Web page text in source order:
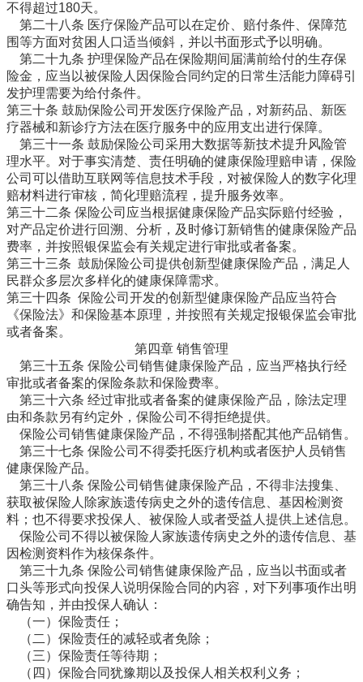
不得超过180天。
第二十八条 医疗保险产品可以在定价、赔付条件、保障范
围等方面对贫困人口适当倾斜，并以书面形式予以明确。
第二十九条 护理保险产品在保险期间届满前给付的生存保
险金，应当以被保险人因保险合同约定的日常生活能力障碍引
发护理需要为给付条件。
第三十条 鼓励保险公司开发医疗保险产品，对新药品、新医
疗器械和新诊疗方法在医疗服务中的应用支出进行保障。
第三十一条 鼓励保险公司采用大数据等新技术提升风险管
理水平。对于事实清楚、责任明确的健康保险理赔申请，保险
公司可以借助互联网等信息技术手段，对被保险人的数字化理
赔材料进行审核，简化理赔流程，提升服务效率。
第三十二条 保险公司应当根据健康保险产品实际赔付经验，
对产品定价进行回溯、分析，及时修订新销售的健康保险产品
费率，并按照银保监会有关规定进行审批或者备案。
第三十三条 鼓励保险公司提供创新型健康保险产品，满足人
民群众多层次多样化的健康保障需求。
第三十四条 保险公司开发的创新型健康保险产品应当符合
《保险法》和保险基本原理，并按照有关规定报银保监会审批
或者备案。
第四章 销售管理
第三十五条 保险公司销售健康保险产品，应当严格执行经
审批或者备案的保险条款和保险费率。
第三十六条 经过审批或者备案的健康保险产品，除法定理
由和条款另有约定外，保险公司不得拒绝提供。
保险公司销售健康保险产品，不得强制搭配其他产品销售。
第三十七条 保险公司不得委托医疗机构或者医护人员销售
健康保险产品。
第三十八条 保险公司销售健康保险产品，不得非法搜集、
获取被保险人除家族遗传病史之外的遗传信息、基因检测资
料；也不得要求投保人、被保险人或者受益人提供上述信息。
保险公司不得以被保险人家族遗传病史之外的遗传信息、基
因检测资料作为核保条件。
第三十九条 保险公司销售健康保险产品，应当以书面或者
口头等形式向投保人说明保险合同的内容，对下列事项作出明
确告知，并由投保人确认：
（一）保险责任；
（二）保险责任的减轻或者免除；
（三）保险责任等待期；
（四）保险合同犹豫期以及投保人相关权利义务；